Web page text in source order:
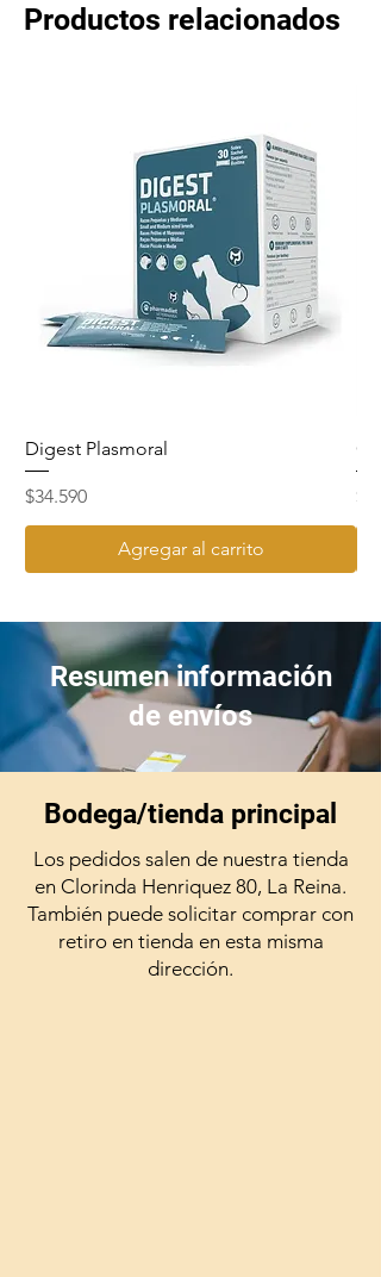
Productos relacionados
Digest Plasmoral
Precio
$34.590
Agregar al carrito
Resumen información
de envíos
Bodega/tienda principal
Los pedidos salen de nuestra tienda
en Clorinda Henriquez 80, La Reina.
También puede solicitar comprar con
retiro en tienda en esta misma
dirección.